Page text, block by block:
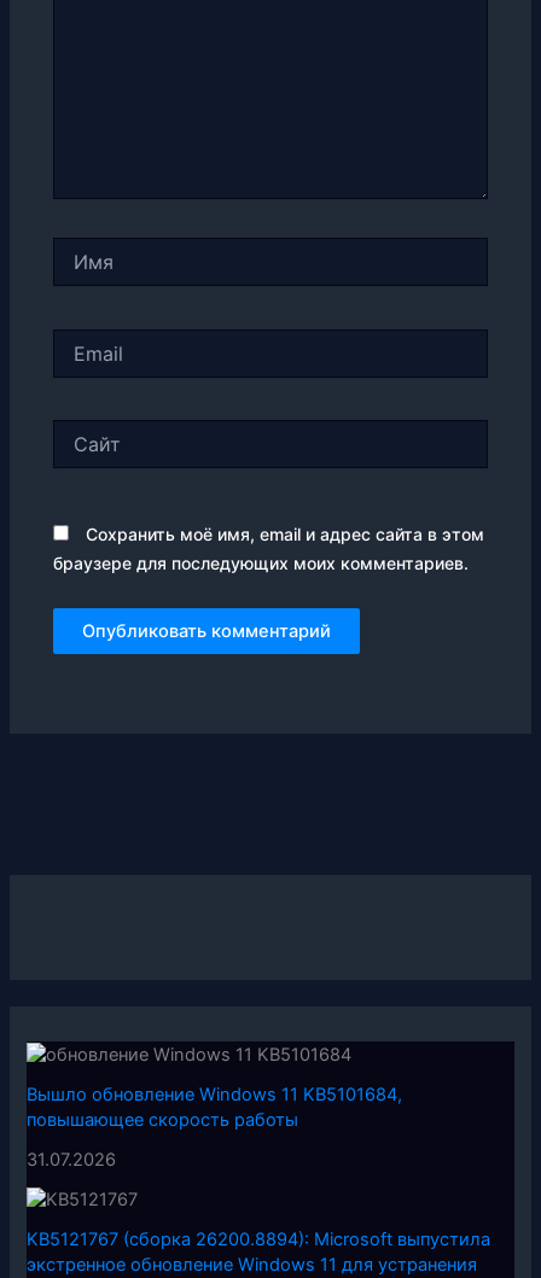
Сохранить моё имя, email и адрес сайта в этом
браузере для последующих моих комментариев.
Вышло обновление Windows 11 KB5101684,
повышающее скорость работы
31.07.2026
KB5121767 (сборка 26200.8894): Microsoft выпустила
экстренное обновление Windows 11 для устранения